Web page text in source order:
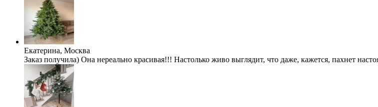
Екатерина, Москва
Заказ получила) Она нереально красивая!!! Настолько живо выглядит, что даже, кажется, пахнет